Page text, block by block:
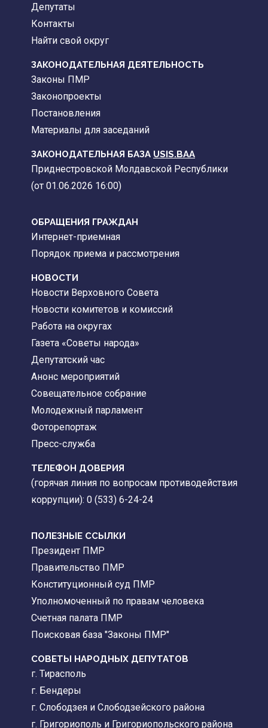
Депутаты
Контакты
Найти свой округ
ЗАКОНОДАТЕЛЬНАЯ ДЕЯТЕЛЬНОСТЬ
Законы ПМР
Законопроекты
Постановления
Материалы для заседаний
ЗАКОНОДАТЕЛЬНАЯ БАЗА USIS.BAA
Приднестровской Молдавской Республики
(от 01.06.2026 16:00)
ОБРАЩЕНИЯ ГРАЖДАН
Интернет-приемная
Порядок приема и рассмотрения
НОВОСТИ
Новости Верховного Совета
Новости комитетов и комиссий
Работа на округах
Газета «Советы народа»
Депутатский час
Анонс мероприятий
Совещательное собрание
Молодежный парламент
Фоторепортаж
Пресс-служба
ТЕЛЕФОН ДОВЕРИЯ
(горячая линия по вопросам противодействия
коррупции): 0 (533) 6-24-24
ПОЛЕЗНЫЕ ССЫЛКИ
Президент ПМР
Правительство ПМР
Конституционный суд ПМР
Уполномоченный по правам человека
Счетная палата ПМР
Поисковая база "Законы ПМР"
СОВЕТЫ НАРОДНЫХ ДЕПУТАТОВ
г. Тирасполь
г. Бендеры
г. Слободзея и Слободзейского района
г. Григориополь и Григориопольского района